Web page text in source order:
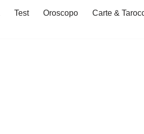
Test Oroscopo Carte &